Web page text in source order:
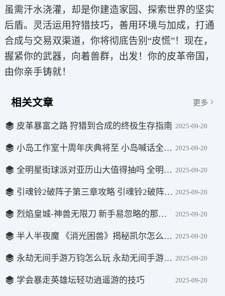
虽需汗水浇灌，却是你建造家园、探索世界的坚实
后盾。灵活运用狩猎技巧，善用环境与加成，打通
合成与交易双渠道，你将彻底告别“皮慌”！现在，
握紧你的武器，向着兽群，出发！你的皮革帝国，
由你亲手铸就！
相关文章 更多
皮革暴富之路 狩猎到合成的终极生存指南 2025-09-20
小岛工作室十周年庆典将至 小岛喊话全体"山姆同僚" 2025-09-20
全明星街球派对亚历山大值得抽吗 全明星街球派对亚历山大强度分析 2025-09-20
引魂铃2破阵子第三章攻略 引魂铃2破阵子第三章攻略详细介绍 2025-09-20
烈焰皇城-神兽无限刀 新手易忽略的那些关键问题 2025-09-20
半人半夜魔 《消光困兽》揭秘凯尔怎么保住人性 2025-09-20
永劫无间手游万钧怎么玩 永劫无间手游万钧玩法攻略 2025-09-20
学会暴走英雄坛轻功逍遥游的技巧 2025-09-20